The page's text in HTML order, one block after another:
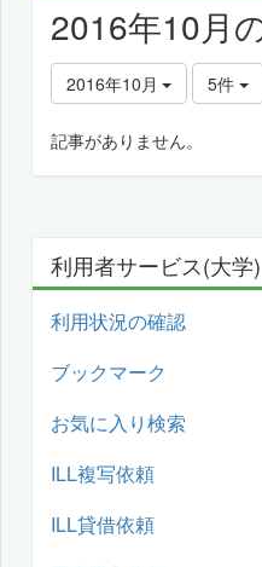
2016年10月
2016年10月 5件
記事がありません。
利用者サービス(大学)
利用状況の確認
ブックマーク
お気に入り検索
ILL複写依頼
ILL貸借依頼